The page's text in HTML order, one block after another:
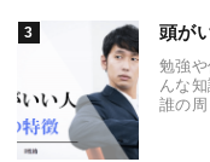
頭が
勉強
んな
誰の周